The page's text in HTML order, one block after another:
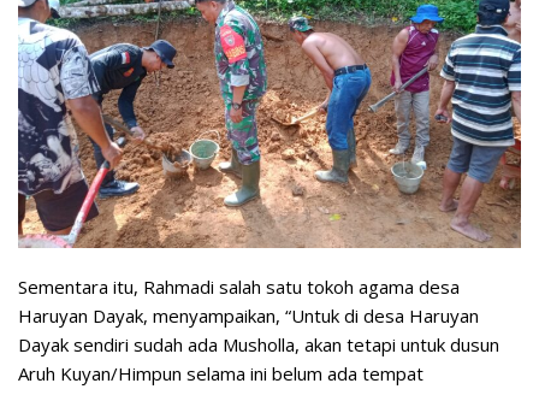
Sementara itu, Rahmadi salah satu tokoh agama desa
Haruyan Dayak, menyampaikan, “Untuk di desa Haruyan
Dayak sendiri sudah ada Musholla, akan tetapi untuk dusun
Aruh Kuyan/Himpun selama ini belum ada tempat